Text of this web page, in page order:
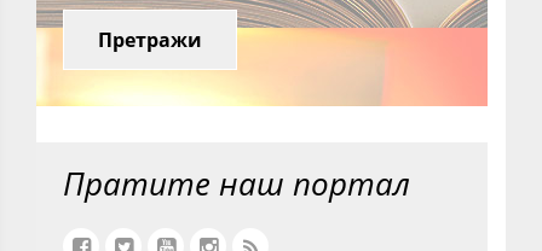
Претражи
Пратите наш портал